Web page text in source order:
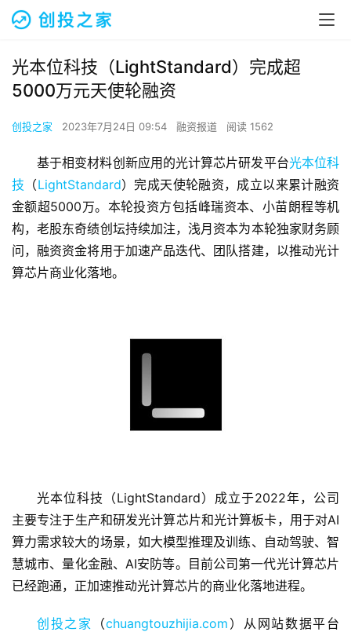
融
资
报
光本位科技（LightStandard）完成超
5000万元天使轮融资
创投之家 2023年7月24日 09:54 融资报道 阅读 1562
基于相变材料创新应用的光计算芯片研发平台光本位科
技 （LightStandard）完成天使轮融资，成立以来累计融资
金额超5000万。本轮投资方包括峰瑞资本、小苗朗程等机
构，老股东奇绩创坛持续加注，浅月资本为本轮独家财务顾
问，融资资金将用于加速产品迭代、团队搭建，以推动光计
算芯片商业化落地。
光本位科技（LightStandard）成立于2022年，公司
主要专注于生产和研发光计算芯片和光计算板卡，用于对AI
算力需求较大的场景，如大模型推理及训练、自动驾驶、智
慧城市、量化金融、AI安防等。目前公司第一代光计算芯片
已经跑通，正加速推动光计算芯片的商业化落地进程。
创投之家 （chuangtouzhijia.com ）从网站数据平台